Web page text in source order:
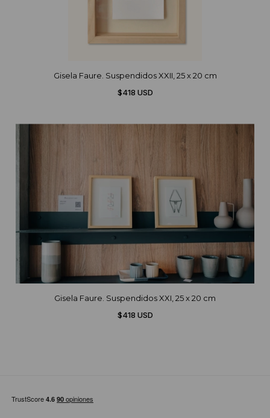
Gisela Faure. Suspendidos XXII, 25 x 20 cm
$418 USD
Gisela Faure. Suspendidos XXI, 25 x 20 cm
$418 USD